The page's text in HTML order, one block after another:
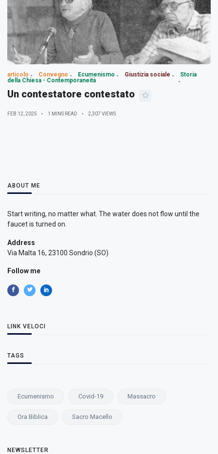
articolo Convegno Ecumenismo Giustizia sociale
Storia
della Chiesa - Contemporaneità
Un contestatore contestato
FEB 12, 2025 1 MINS READ 2,307 VIEWS
ABOUT ME
Start writing, no matter what. The water does not flow until the
faucet is turned on.
Address
Via Malta 16, 23100 Sondrio (SO)
Follow me
LINK VELOCI
TAGS
Ecumenismo Covid-19 Massacro
Ora Biblica Sacro Macello
NEWSLETTER